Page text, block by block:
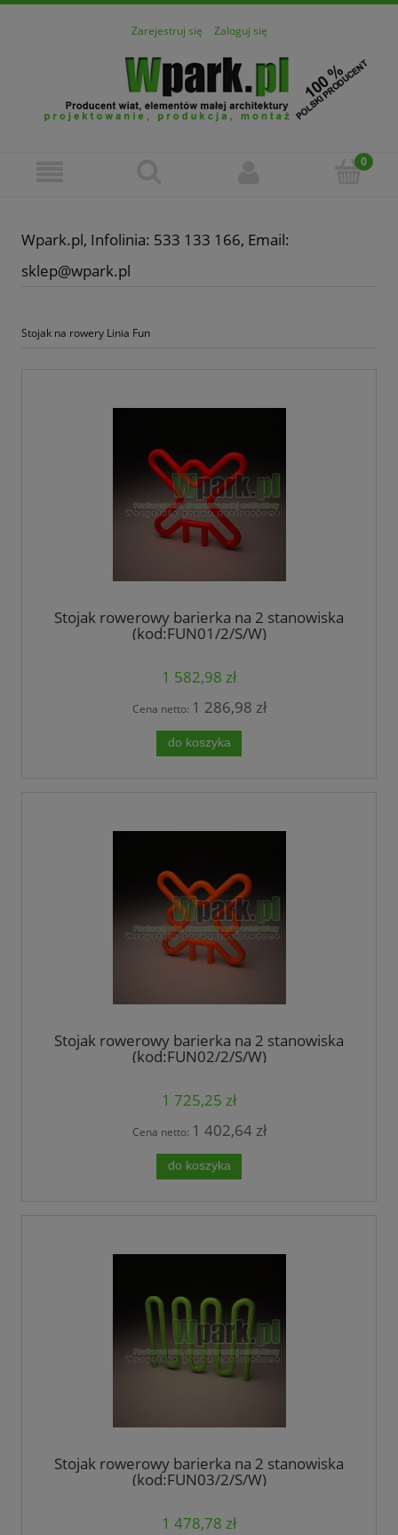
Zarejestruj się Zaloguj się
Wpark.pl, Infolinia: 533 133 166, Email:
sklep@wpark.pl
Stojak na rowery Linia Fun
Stojak rowerowy barierka na 2 stanowiska
(kod:FUN01/2/S/W)
1 582,98 zł
Cena netto: 1 286,98 zł
do koszyka
Stojak rowerowy barierka na 2 stanowiska
(kod:FUN02/2/S/W)
1 725,25 zł
Cena netto: 1 402,64 zł
do koszyka
Stojak rowerowy barierka na 2 stanowiska
(kod:FUN03/2/S/W)
1 478,78 zł